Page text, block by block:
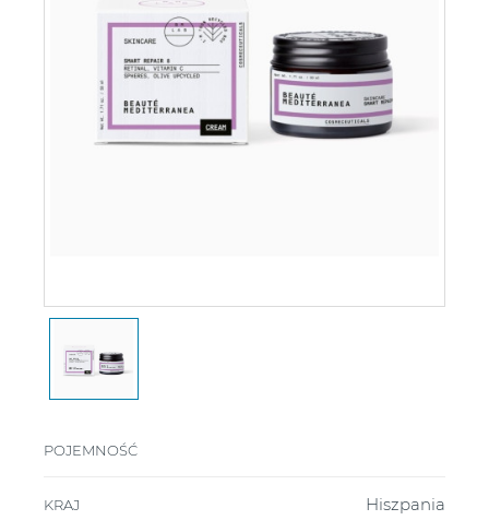
POJEMNOŚĆ
KRAJ Hiszpania